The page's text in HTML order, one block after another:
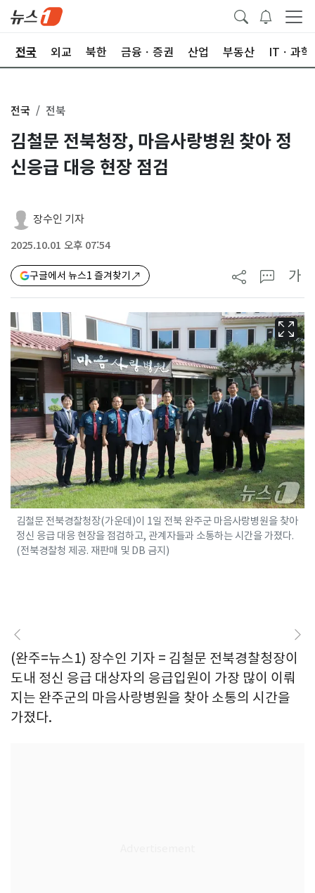
전국 외교 북한 금융ㆍ증권 산업 부동산 ITㆍ과학
전국 전북
김철문 전북청장, 마음사랑병원 찾아 정
신응급 대응 현장 점검
장수인 기자
2025.10.01 오후 07:54
구글에서 뉴스1 즐겨찾기 가
김철문 전북경찰청장(가운데)이 1일 전북 완주군 마음사랑병원을 찾아
정신 응급 대응 현장을 점검하고, 관계자들과 소통하는 시간을 가졌다.
(전북경찰청 제공. 재판매 및 DB 금지)
(완주=뉴스1) 장수인 기자 = 김철문 전북경찰청장이
도내 정신 응급 대상자의 응급입원이 가장 많이 이뤄
지는 완주군의 마음사랑병원을 찾아 소통의 시간을
가졌다.